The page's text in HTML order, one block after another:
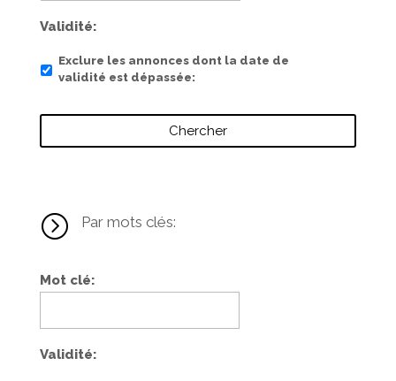
Validité
Exclure les annonces dont la date de
validité est dépassée
= Par mots clés:
Mot clé
Validité